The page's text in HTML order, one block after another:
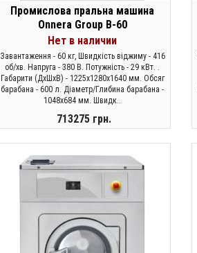
Промислова пральна машина
Onnera Group B-60
Нет в наличии
Завантаження - 60 кг, Швидкість віджиму - 416
об/хв. Напруга - 380 В. Потужність - 29 кВт. .
Габарити (ДхШхВ) - 1225х1280х1640 мм. Обсяг
барабана - 600 л. Діаметр/Глибина барабана -
1048х684 мм. Швидк..
713275 грн.